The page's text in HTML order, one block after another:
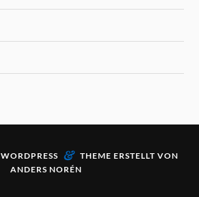
WORDPRESS & THEME ERSTELLT VON
ANDERS NORÉN